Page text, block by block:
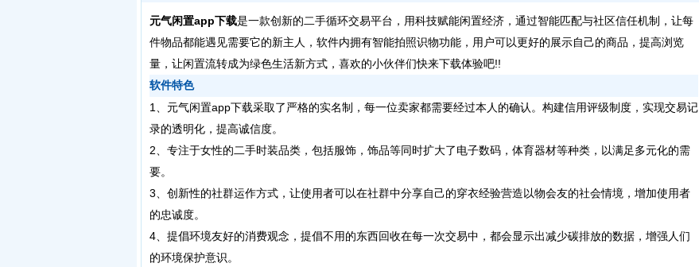
元气闲置app下载是一款创新的二手循环交易平台，用科技赋能闲置经济，通过智能匹配与社区信任机制，让每
件物品都能遇见需要它的新主人，软件内拥有智能拍照识物功能，用户可以更好的展示自己的商品，提高浏览
量，让闲置流转成为绿色生活新方式，喜欢的小伙伴们快来下载体验吧!!
软件特色
1、元气闲置app下载采取了严格的实名制，每一位卖家都需要经过本人的确认。构建信用评级制度，实现交易记
录的透明化，提高诚信度。
2、专注于女性的二手时装品类，包括服饰，饰品等同时扩大了电子数码，体育器材等种类，以满足多元化的需
要。
3、创新性的社群运作方式，让使用者可以在社群中分享自己的穿衣经验营造以物会友的社会情境，增加使用者
的忠诚度。
4、提倡环境友好的消费观念，提倡不用的东西回收在每一次交易中，都会显示出减少碳排放的数据，增强人们
的环境保护意识。